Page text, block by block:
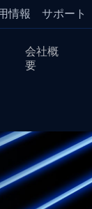
情報 サポート
会社概
要